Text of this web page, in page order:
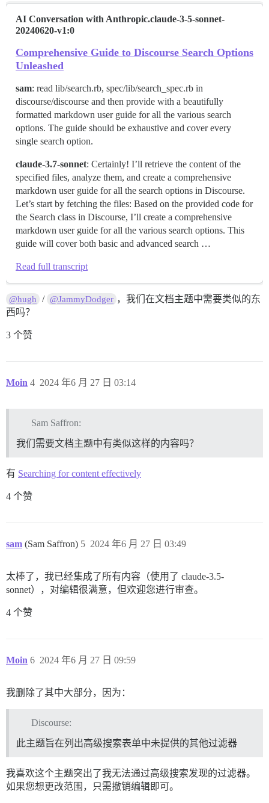
AI Conversation with Anthropic.claude-3-5-sonnet-
20240620-v1:0
Comprehensive Guide to Discourse Search Options
Unleashed
sam: read lib/search.rb, spec/lib/search_spec.rb in
discourse/discourse and then provide with a beautifully
formatted markdown user guide for all the various search
options. The guide should be exhaustive and cover every
single search option.
claude-3.7-sonnet: Certainly! I’ll retrieve the content of the
specified files, analyze them, and create a comprehensive
markdown user guide for all the search options in Discourse.
Let’s start by fetching the files: Based on the provided code for
the Search class in Discourse, I’ll create a comprehensive
markdown user guide for all the various search options. This
guide will cover both basic and advanced search …
Read full transcript
@hugh / @JammyDodger ，我们在文档主题中需要类似的东
西吗？
3 个赞
Moin 2024 年6 月 27 日 03:14
4
Sam Saffron:
我们需要文档主题中有类似这样的内容吗？
有 Searching for content effectively
4 个赞
sam (Sam Saffron) 2024 年6 月 27 日 03:49
5
太棒了，我已经集成了所有内容（使用了 claude-3.5-
sonnet），对编辑很满意，但欢迎您进行审查。
4 个赞
Moin 2024 年6 月 27 日 09:59
6
我删除了其中大部分，因为：
Discourse:
此主题旨在列出高级搜索表单中未提供的其他过滤器
我喜欢这个主题突出了我无法通过高级搜索发现的过滤器。
如果您想更改范围，只需撤销编辑即可。